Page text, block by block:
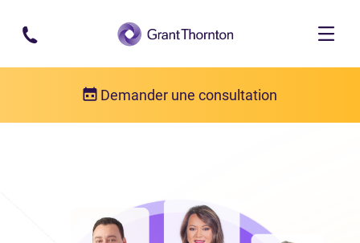
Passer au contenu principal
Demander une consultation